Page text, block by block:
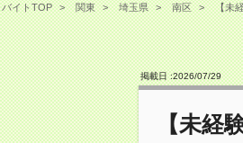
バイトTOP 関東 埼玉県 南区 【未
掲載日 :2026/07/29
【未経